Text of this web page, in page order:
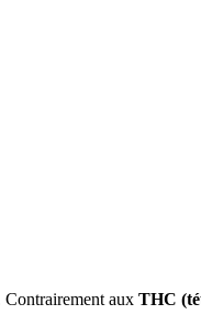
Contrairement aux THC